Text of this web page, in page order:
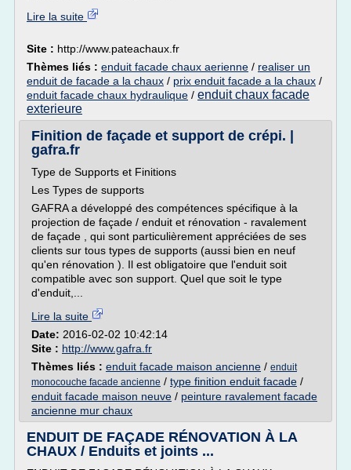
Lire la suite
Site : http://www.pateachaux.fr
Thèmes liés : enduit facade chaux aerienne / realiser un
enduit de facade a la chaux / prix enduit facade a la chaux /
enduit facade chaux hydraulique / enduit chaux facade
exterieure
Finition de façade et support de crépi. |
gafra.fr
Type de Supports et Finitions
Les Types de supports
GAFRA a développé des compétences spécifique à la
projection de façade / enduit et rénovation - ravalement
de façade , qui sont particulièrement appréciées de ses
clients sur tous types de supports (aussi bien en neuf
qu'en rénovation ). Il est obligatoire que l'enduit soit
compatible avec son support. Quel que soit le type
d'enduit,...
Lire la suite
Date: 2016-02-02 10:42:14
Site : http://www.gafra.fr
Thèmes liés : enduit facade maison ancienne / enduit
monocouche facade ancienne / type finition enduit facade /
enduit facade maison neuve / peinture ravalement facade
ancienne mur chaux
ENDUIT DE FAÇADE RÉNOVATION À LA
CHAUX / Enduits et joints ...